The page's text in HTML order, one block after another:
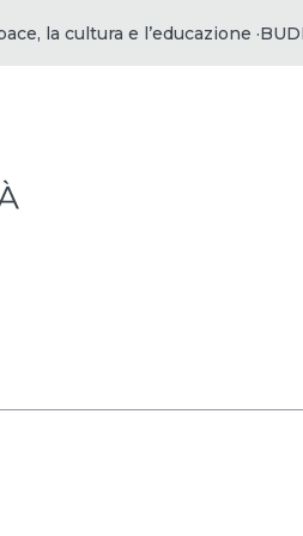
la cultura e l’educazione ·